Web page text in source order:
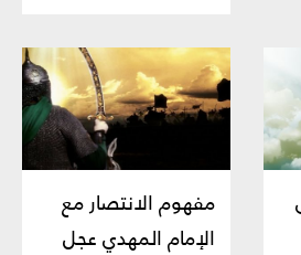
مفهوم الانتصار مع
الإمام المهدي عجل